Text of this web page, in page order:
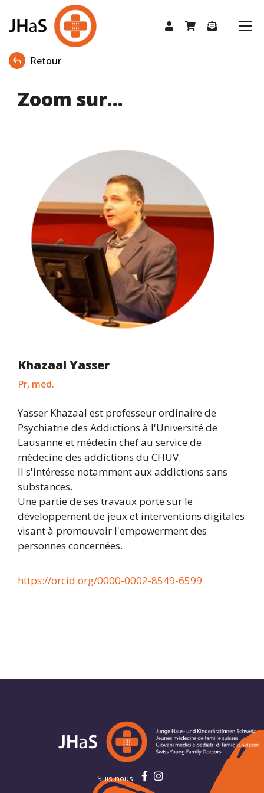
Retour
Zoom sur...
Khazaal Yasser
Pr, med.
Yasser Khazaal est professeur ordinaire de
Psychiatrie des Addictions à l'Université de
Lausanne et médecin chef au service de
médecine des addictions du CHUV.
Il s'intéresse notamment aux addictions sans
substances.
Une partie de ses travaux porte sur le
développement de jeux et interventions digitales
visant à promouvoir l'empowerment des
personnes concernées.
https://orcid.org/0000-0002-8549-6599
Suis-nous: